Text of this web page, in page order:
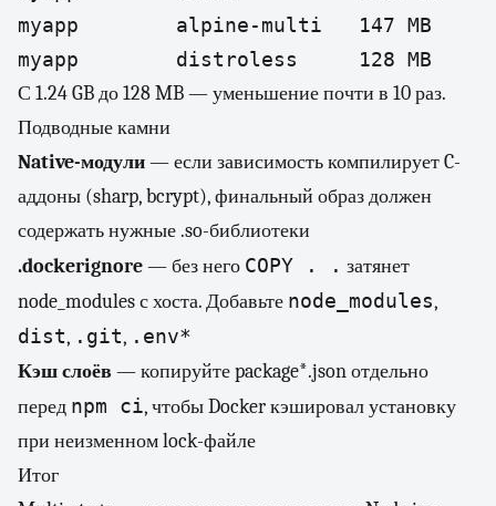
myapp        alpine-multi   147 MB
myapp        distroless     128 MB
С 1.24 GB до 128 MB — уменьшение почти в 10 раз.
Подводные камни
Native-модули— если зависимость компилирует C-
аддоны (sharp, bcrypt), финальный образ должен
содержать нужные .so-библиотеки
.dockerignore— без него COPY . . затянет
node_modules с хоста. Добавьте node_modules,
dist, .git, .env*
Кэш слоёв— копируйте package*.json отдельно
перед npm ci, чтобы Docker кэшировал установку
при неизменном lock-файле
Итог